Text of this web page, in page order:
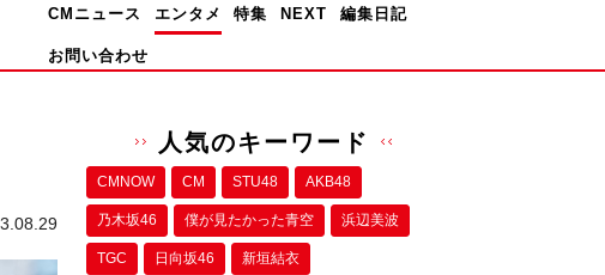
CMニュース エンタメ 特集 NEXT 編集日記
お問い合わせ
人気のキーワード
CMNOW CM STU48 AKB48
乃木坂46 僕が⾒たかった⻘空 浜辺美波
TGC 日向坂46 新垣結衣